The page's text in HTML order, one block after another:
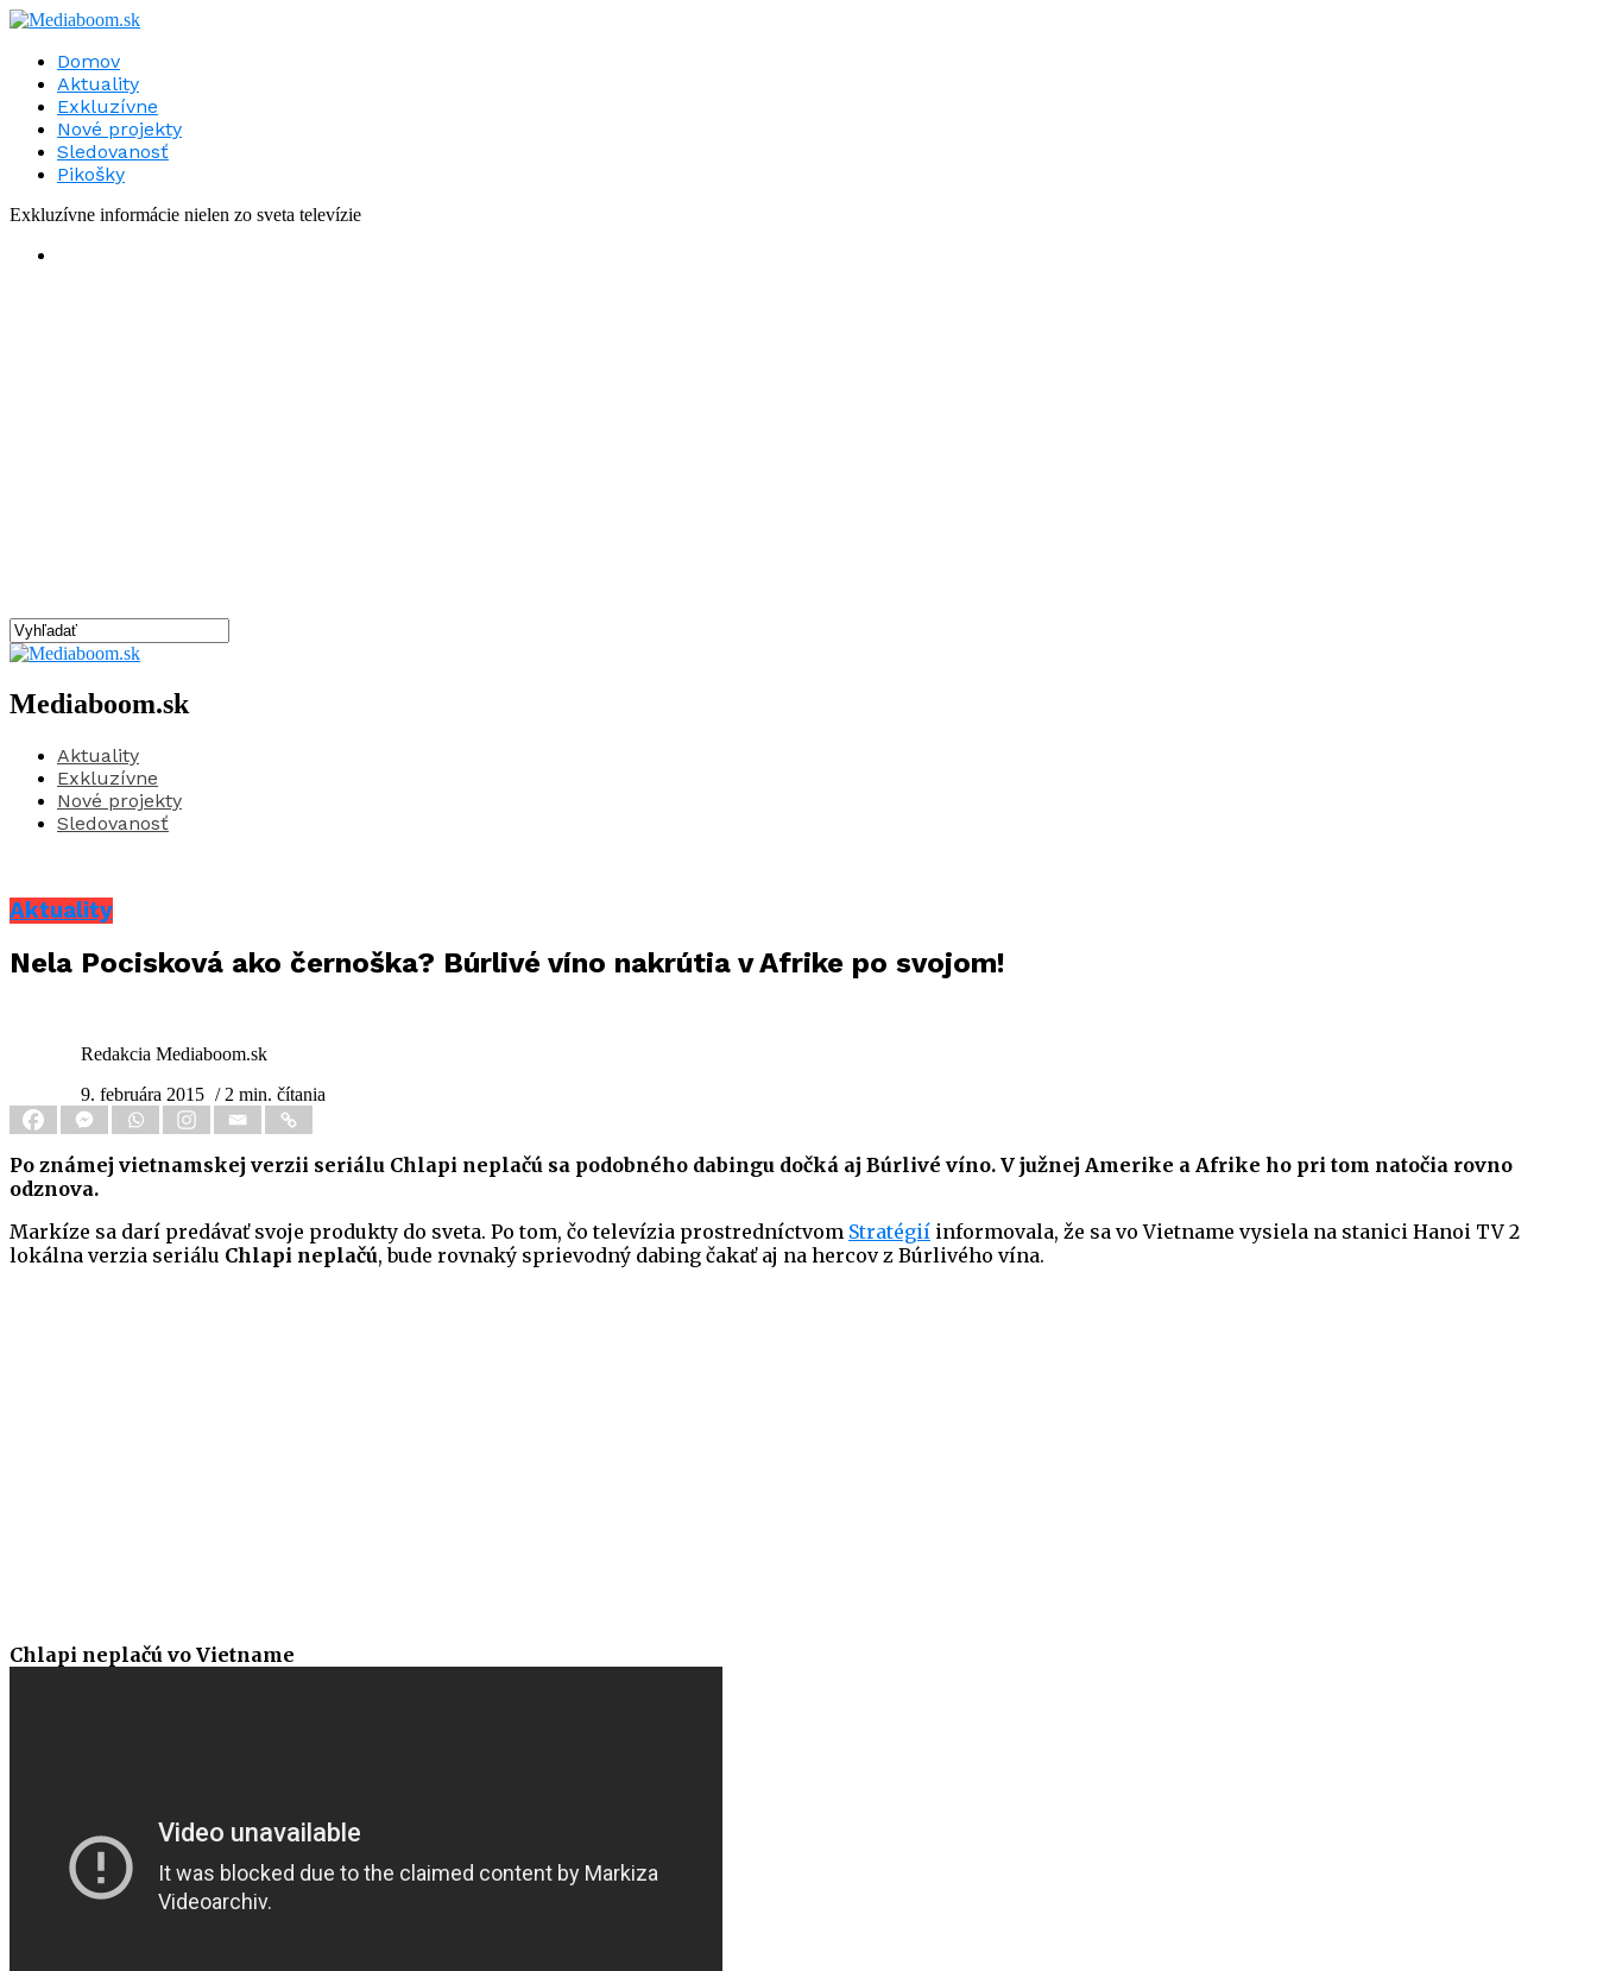
Domov
Aktuality
Exkluzívne
Nové projekty
Sledovanosť
Pikošky
Exkluzívne informácie nielen zo sveta televízie
Mediaboom.sk
Aktuality
Exkluzívne
Nové projekty
Sledovanosť
Aktuality
Nela Pocisková ako černoška? Búrlivé víno nakrútia v Afrike po svojom!
Redakcia Mediaboom.sk
9. februára 2015 / 2 min. čítania
Po známej vietnamskej verzii seriálu Chlapi neplačú sa podobného dabingu dočká aj Búrlivé víno. V južnej Amerike a Afrike ho pri tom natočia rovno
odznova.
Markíze sa darí predávať svoje produkty do sveta. Po tom, čo televízia prostredníctvom Stratégií informovala, že sa vo Vietname vysiela na stanici Hanoi TV 2
lokálna verzia seriálu Chlapi neplačú, bude rovnaký sprievodný dabing čakať aj na hercov z Búrlivého vína.
Chlapi neplačú vo Vietname